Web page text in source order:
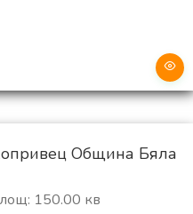
Община Бяла
150.00 кв